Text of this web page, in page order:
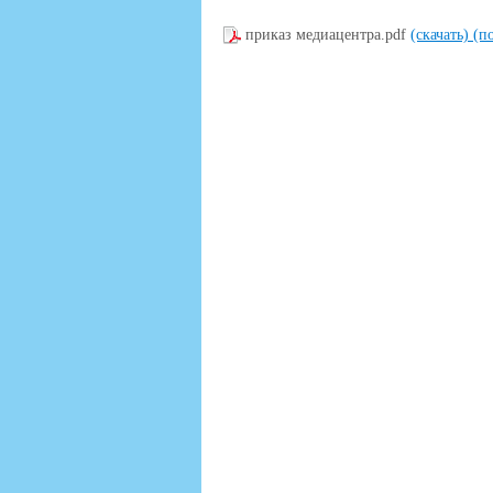
приказ медиацентра.pdf (скачать)